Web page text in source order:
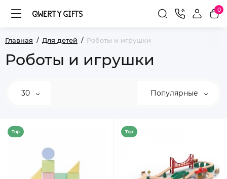
0
Главная Для детей Роботы и игрушки
Роботы и игрушки
30 Популярные
Top Top